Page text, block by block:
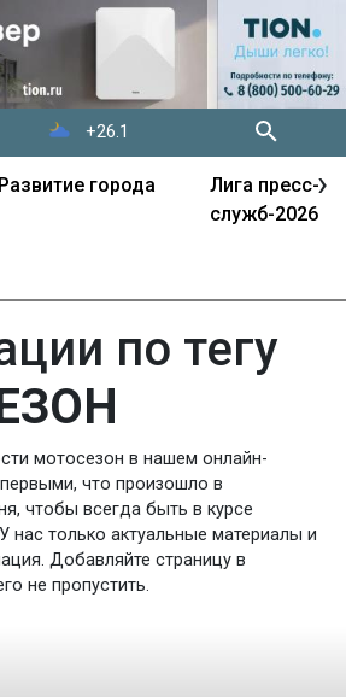
+26.1
Развитие города
Лига пресс-
служб-2026
›
по тегу
мотосезон в нашем онлайн-
что произошло в
чтобы всегда быть в курсе
нас только актуальные материалы и
Добавляйте страницу в
не пропустить.